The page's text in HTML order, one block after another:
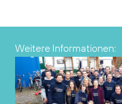
Weitere Informationen: